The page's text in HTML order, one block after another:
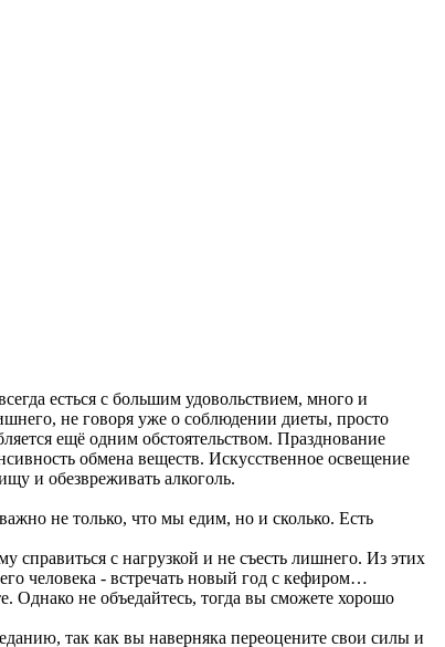
есться с большим удовольствием, много и
не говоря уже о соблюдении диеты, просто
ещё одним обстоятельством. Празднование
обмена веществ. Искусственное освещение
и обезвреживать алкоголь.
не только, что мы едим, но и сколько. Есть
с нагрузкой и не съесть лишнего. Из этих
человека - встречать новый год с кефиром…
Однако не объедайтесь, тогда вы сможете хорошо
так как вы наверняка переоцените свои силы и